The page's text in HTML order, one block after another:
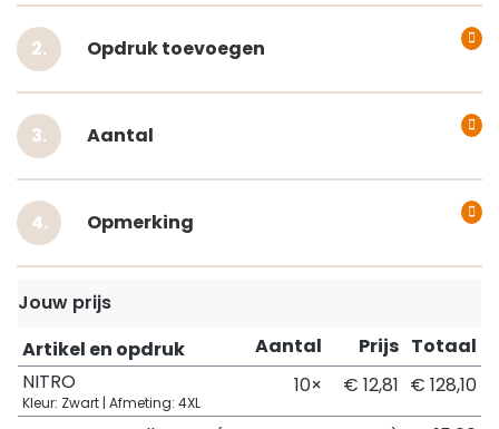
Opdruk toevoegen
Aantal
Opmerking
Jouw prijs
Artikel en opdruk
Aantal Prijs Totaal
NITRO
Kleur: Zwart | Afmeting: 4XL
10× € 12,81 € 128,10